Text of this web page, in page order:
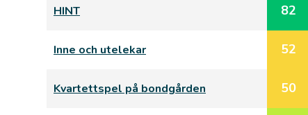
HINT 82
Inne och utelekar 52
Kvartettspel på bondgården 50